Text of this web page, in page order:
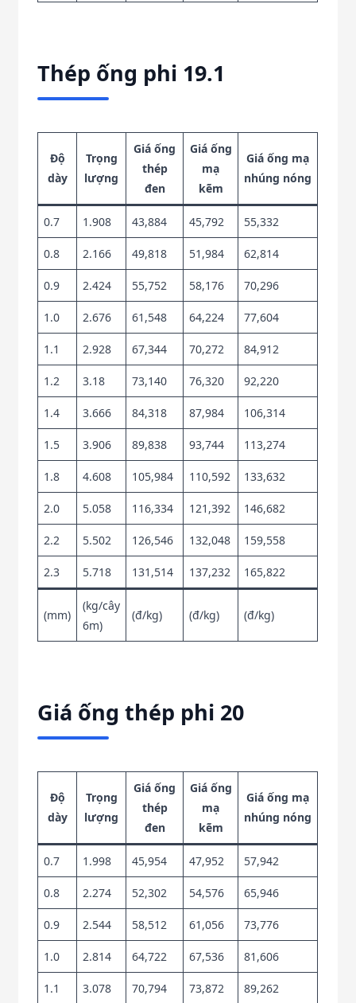
Thép ống phi 19.1
Độ
dày
Trọng
lượng
Giá ống
thép
đen
Giá ống
mạ
kẽm
Giá ống mạ
nhúng nóng
0.7 1.908 43,884 45,792 55,332
0.8 2.166 49,818 51,984 62,814
0.9 2.424 55,752 58,176 70,296
1.0 2.676 61,548 64,224 77,604
1.1 2.928 67,344 70,272 84,912
1.2 3.18 73,140 76,320 92,220
1.4 3.666 84,318 87,984 106,314
1.5 3.906 89,838 93,744 113,274
1.8 4.608 105,984 110,592 133,632
2.0 5.058 116,334 121,392 146,682
2.2 5.502 126,546 132,048 159,558
2.3 5.718 131,514 137,232 165,822
(mm)
(kg/cây
6m)
(đ/kg) (đ/kg) (đ/kg)
Giá ống thép phi 20
Độ
dày
Trọng
lượng
Giá ống
thép
đen
Giá ống
mạ
kẽm
Giá ống mạ
nhúng nóng
0.7 1.998 45,954 47,952 57,942
0.8 2.274 52,302 54,576 65,946
0.9 2.544 58,512 61,056 73,776
1.0 2.814 64,722 67,536 81,606
1.1 3.078 70,794 73,872 89,262